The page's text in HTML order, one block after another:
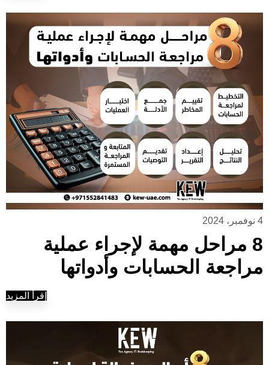
4 نوفمبر، 2024
8 مراحل مهمة لإجراء عملية
مراجعة الحسابات وأدواتها
إقرأ المزيد